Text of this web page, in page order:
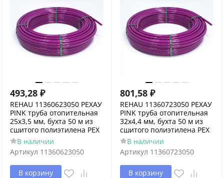
493,28 ₽
REHAU 11360623050 РЕХАУ
PINK труба отопительная
25х3,5 мм, бухта 50 м из
сшитого полиэтилена PEX
В наличии
Артикул 11360623050
В корзину
801,58 ₽
REHAU 11360723050 РЕХАУ
PINK труба отопительная
32х4,4 мм, бухта 50 м из
сшитого полиэтилена PEX
В наличии
Артикул 11360723050
В корзину